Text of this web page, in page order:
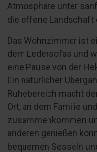
Atmosphäre unter
die offene Landschaft
Das Wohnzimmer ist
dem Ledersofas und
eine Pause von der
Ein natürlicher
Ruhebereich macht
Ort, an dem Familie
zusammenkommen
anderen genießen
bequemen Sesseln